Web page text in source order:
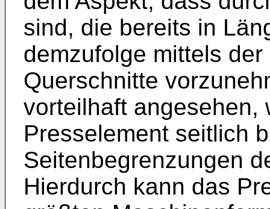
sind, die bereits in
demzufolge mittels
Querschnitte
vorteilhaft angesehen,
Presselement seitlich
Seitenbegrenzungen
Hierdurch kann das